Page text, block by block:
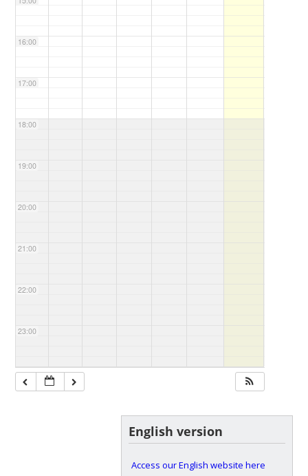
16:00
17:00
18:00
19:00
20:00
21:00
22:00
23:00
English version
Access our English website here